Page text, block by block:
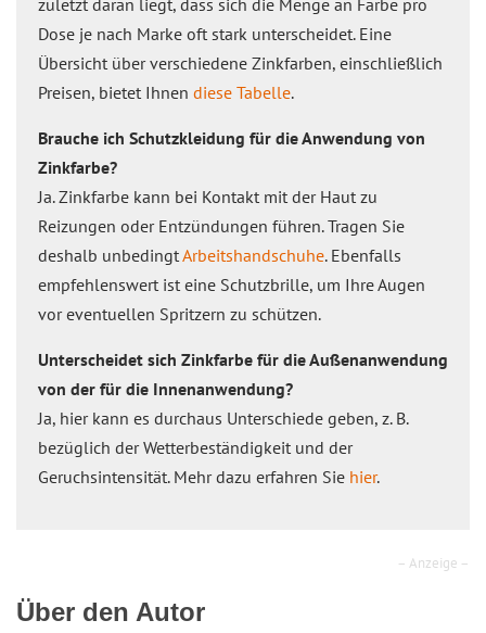
zuletzt daran liegt, dass sich die Menge an Farbe pro
Dose je nach Marke oft stark unterscheidet. Eine
Übersicht über verschiedene Zinkfarben, einschließlich
Preisen, bietet Ihnen diese Tabelle.
Brauche ich Schutzkleidung für die Anwendung von
Zinkfarbe?
Ja. Zinkfarbe kann bei Kontakt mit der Haut zu
Reizungen oder Entzündungen führen. Tragen Sie
deshalb unbedingtArbeitshandschuhe. Ebenfalls
empfehlenswert ist eine Schutzbrille, um Ihre Augen
vor eventuellen Spritzern zu schützen.
Unterscheidet sich Zinkfarbe für die Außenanwendung
von der für die Innenanwendung?
Ja, hier kann es durchaus Unterschiede geben, z. B.
bezüglich der Wetterbeständigkeit und der
Geruchsintensität. Mehr dazu erfahren Sie hier.
– Anzeige –
Über den Autor